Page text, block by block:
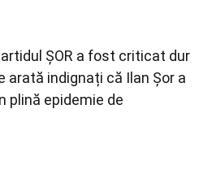
ȘOR a fost criticat dur
arată indignați că Ilan Șor a
plină epidemie de